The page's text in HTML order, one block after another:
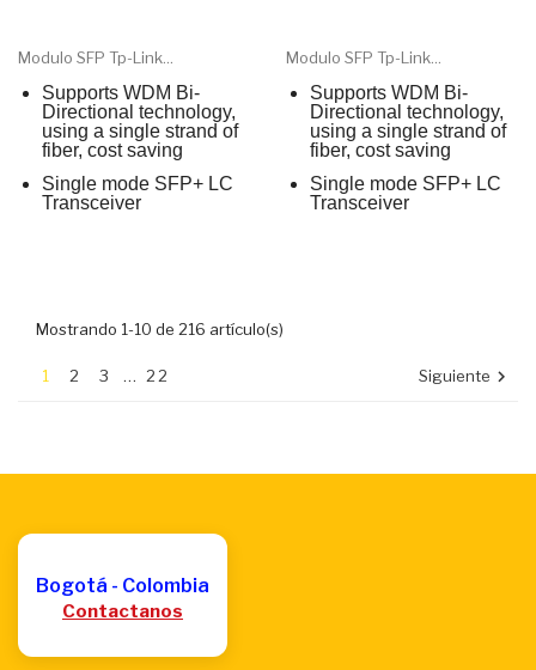
Modulo SFP Tp-Link...
Supports WDM Bi-
Directional technology,
using a single strand of
fiber, cost saving
Single mode SFP+ LC
Transceiver
Modulo SFP Tp-Link...
Supports WDM Bi-
Directional technology,
using a single strand of
fiber, cost saving
Single mode SFP+ LC
Transceiver
Mostrando 1-10 de 216 artículo(s)
1 2 3 … 22 Siguiente 
Bogotá - Colombia
Contactanos